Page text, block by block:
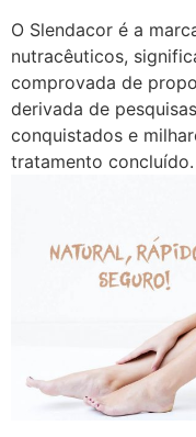
O Slendacor é a
nutracêuticos,
comprovada de
derivada de
conquistados e
tratamento concluído.